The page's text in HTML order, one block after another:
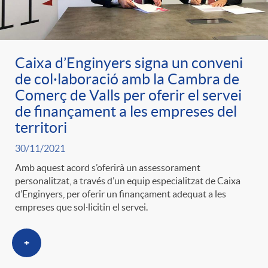
r
a
S
a
l
a
ó
p
e
r
c
a
t
t
e
n
i
d
o
A
l
i
c
a
d
o
r
Caixa d’Enginyers signa un conveni
de col·laboració amb la Cambra de
Comerç de Valls per oferir el servei
de finançament a les empreses del
territori
30/11/2021
Amb aquest acord s’oferirà un assessorament
personalitzat, a través d’un equip especialitzat de Caixa
d’Enginyers, per oferir un finançament adequat a les
empreses que sol·licitin el servei.
+